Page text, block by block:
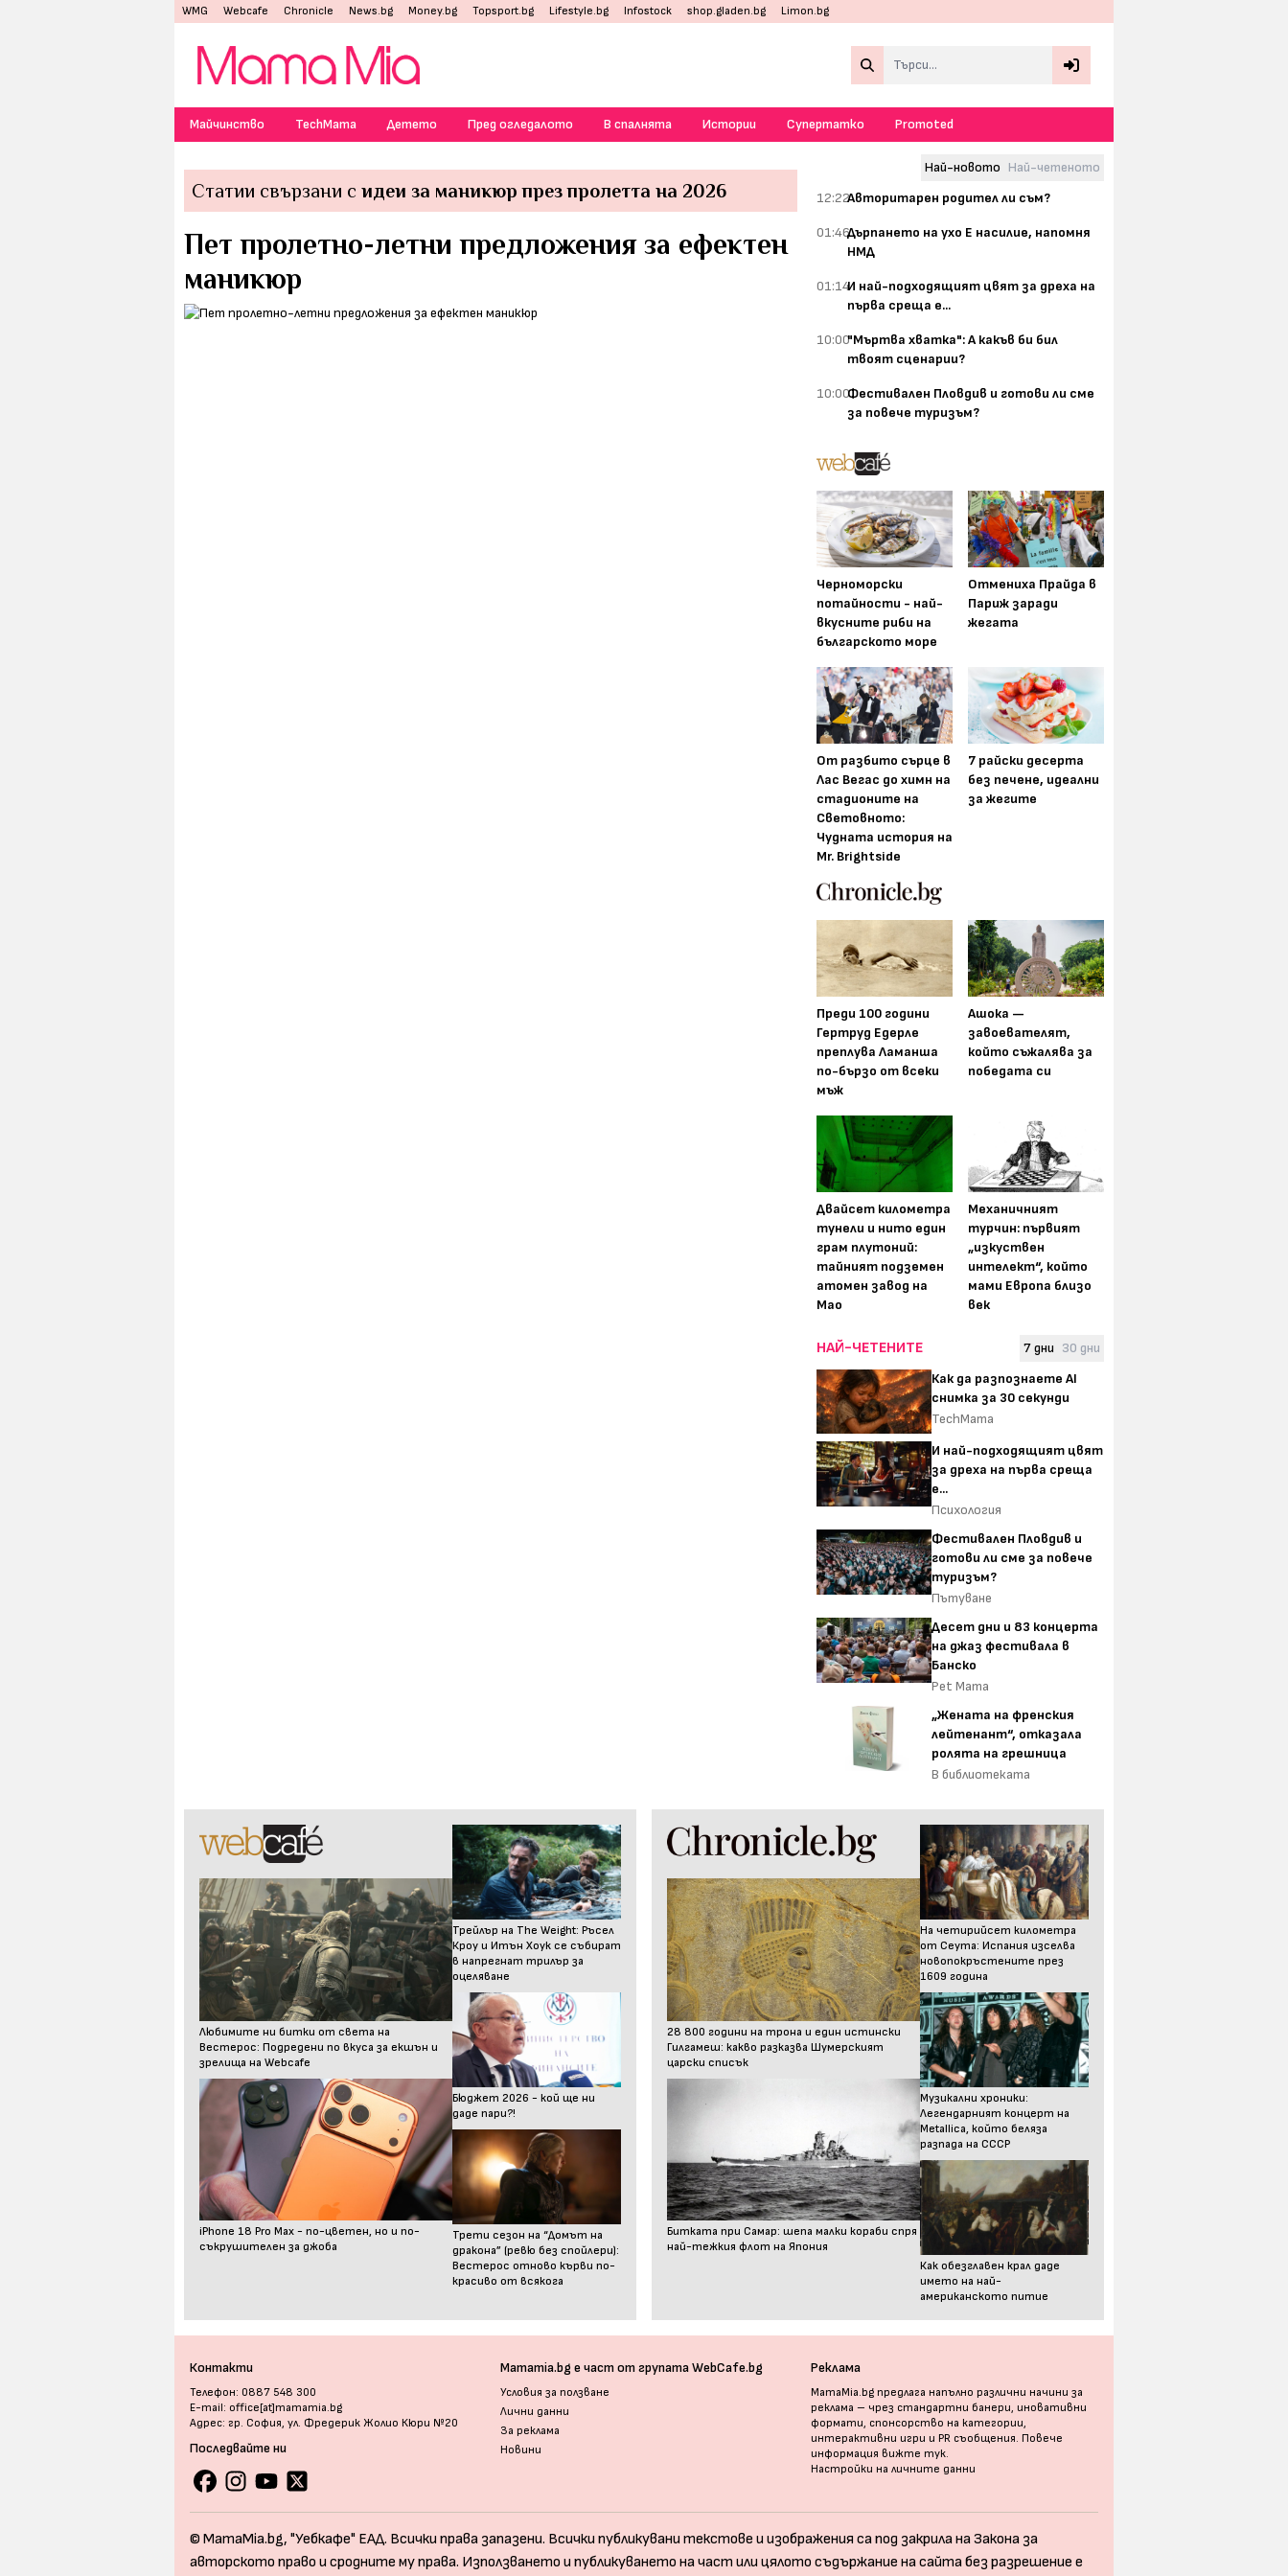
WMG Webcafe Chronicle News.bg Money.bg Topsport.bg Lifestyle.bg Infostock shop.gladen.bg Limon.bg
Майчинство TechMama Детето Пред огледалото В спалнята Истории Супертатко Promoted
Статии свързани с идеи за маникюр през пролетта на 2026
Пет пролетно-летни предложения за ефектен
маникюр
Най-новото Най-четеното
12:22Авторитарен родител ли съм?
01:46Дърпането на ухо Е насилие, напомня
НМД
01:14И най-подходящият цвят за дреха на
първа среща е...
10:00"Мъртва хватка": А какъв би бил
твоят сценарии?
10:00Фестивален Пловдив и готови ли сме
за повече туризъм?
Черноморски
потайности - най-
вкусните риби на
българското море
Отмениха Прайда в
Париж заради
жегата
От разбито сърце в
Лас Вегас до химн на
стадионите на
Световното:
Чудната история на
Mr. Brightside
7 райски десерта
без печене, идеални
за жегите
Преди 100 години
Гертруд Едерле
преплува Ламанша
по-бързо от всеки
мъж
Ашока —
завоевателят,
който съжалява за
победата си
Двайсет километра
тунели и нито един
грам плутоний:
тайният подземен
атомен завод на
Мао
Механичният
турчин: първият
„изкуствен
интелект“, който
мами Европа близо
век
НАЙ-ЧЕТЕНИТЕ 7 дни 30 дни
Как да разпознаете AI
снимка за 30 секунди
TechMama
И най-подходящият цвят
за дреха на първа среща
е...
Психология
Фестивален Пловдив и
готови ли сме за повече
туризъм?
Пътуване
Десет дни и 83 концерта
на джаз фестивала в
Банско
Pet Mama
„Жената на френския
лейтенант“, отказала
ролята на грешница
В библиотеката
Любимите ни битки от света на
Вестерос: Подредени по вкуса за екшън и
зрелища на Webcafe
iPhone 18 Pro Max - по-цветен, но и по-
съкрушителен за джоба
Трейлър на The Weight: Ръсел
Кроу и Итън Хоук се събират
в напрегнат трилър за
оцеляване
Бюджет 2026 - кой ще ни
даде пари?!
Трети сезон на “Домът на
дракона” (ревю без спойлери):
Вестерос отново кърви по-
красиво от всякога
28 800 години на трона и един истински
Гилгамеш: какво разказва Шумерският
царски списък
Битката при Самар: шепа малки кораби спря
най-тежкия флот на Япония
На четирийсет километра
от Сеута: Испания изселва
новопокръстените през
1609 година
Музикални хроники:
Легендарният концерт на
Metallica, който беляза
разпада на СССР
Как обезглавен крал даде
името на най-
американското питие
Контакти
Телефон: 0887 548 300
E-mail: office[at]mamamia.bg
Адрес: гр. София, ул. Фредерик Жолио Кюри №20
Последвайте ни
Mamamia.bg е част от групата WebCafe.bg
Условия за ползване
Лични данни
За реклама
Новини
Реклама
MamaMia.bg предлага напълно различни начини за
реклама – чрез стандартни банери, иновативни
формати, спонсорство на категории,
интерактивни игри и PR съобщения. Повече
информация вижте тук.
Настройки на личните данни
© MamaMia.bg, "Уебкафе" ЕАД. Всички права запазени. Всички публикувани текстове и изображения са под закрила на Закона за
авторското право и сродните му права. Използването и публикуването на част или цялото съдържание на сайта без разрешение е